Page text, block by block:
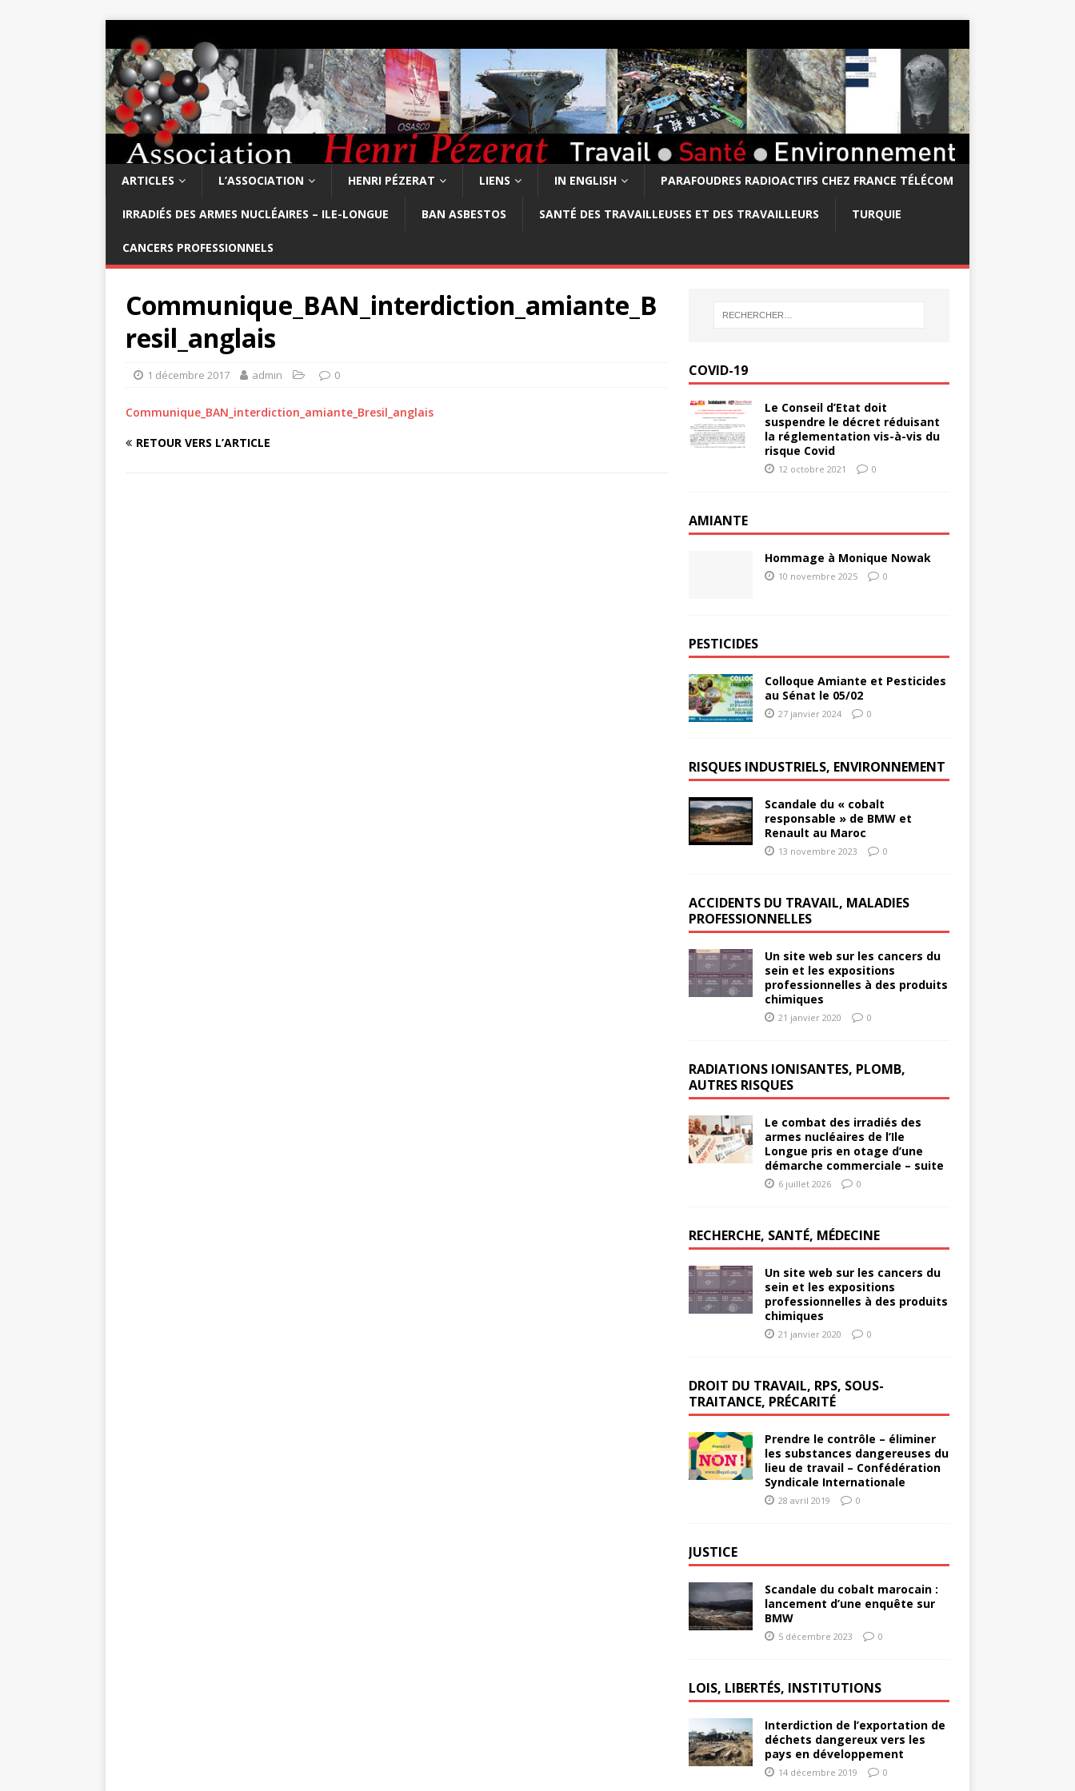
ARTICLES L’ASSOCIATION HENRI PÉZERAT LIENS IN ENGLISH PARAFOUDRES RADIOACTIFS CHEZ FRANCE TÉLÉCOM
IRRADIÉS DES ARMES NUCLÉAIRES – ILE-LONGUE BAN ASBESTOS SANTÉ DES TRAVAILLEUSES ET DES TRAVAILLEURS TURQUIE
CANCERS PROFESSIONNELS
Communique_BAN_interdiction_amiante_B
resil_anglais
1 décembre 2017 admin 0
Communique_BAN_interdiction_amiante_Bresil_anglais
RETOUR VERS L’ARTICLE
COVID-19
Le Conseil d’Etat doit
suspendre le décret réduisant
la réglementation vis-à-vis du
risque Covid
12 octobre 2021 0
AMIANTE
Hommage à Monique Nowak
10 novembre 2025 0
PESTICIDES
Colloque Amiante et Pesticides
au Sénat le 05/02
27 janvier 2024 0
RISQUES INDUSTRIELS, ENVIRONNEMENT
Scandale du « cobalt
responsable » de BMW et
Renault au Maroc
13 novembre 2023 0
ACCIDENTS DU TRAVAIL, MALADIES
PROFESSIONNELLES
Un site web sur les cancers du
sein et les expositions
professionnelles à des produits
chimiques
21 janvier 2020 0
RADIATIONS IONISANTES, PLOMB,
AUTRES RISQUES
Le combat des irradiés des
armes nucléaires de l’Ile
Longue pris en otage d’une
démarche commerciale – suite
6 juillet 2026 0
RECHERCHE, SANTÉ, MÉDECINE
Un site web sur les cancers du
sein et les expositions
professionnelles à des produits
chimiques
21 janvier 2020 0
DROIT DU TRAVAIL, RPS, SOUS-
TRAITANCE, PRÉCARITÉ
Prendre le contrôle – éliminer
les substances dangereuses du
lieu de travail – Confédération
Syndicale Internationale
28 avril 2019 0
JUSTICE
Scandale du cobalt marocain :
lancement d’une enquête sur
BMW
5 décembre 2023 0
LOIS, LIBERTÉS, INSTITUTIONS
Interdiction de l’exportation de
déchets dangereux vers les
pays en développement
14 décembre 2019 0